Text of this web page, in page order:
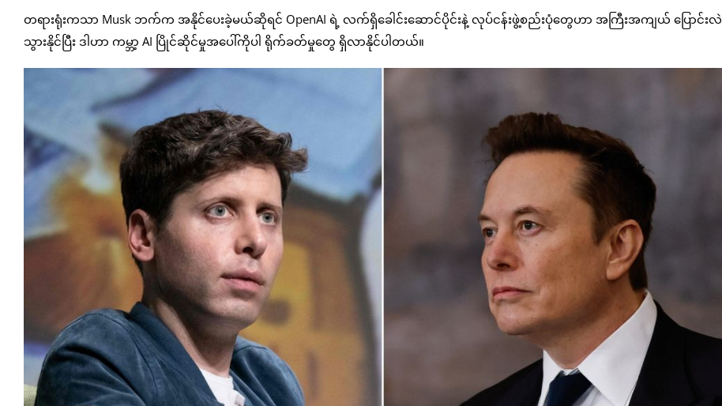
တရားရုံးကသာ Musk ဘက်က အနိုင်ပေးခဲ့မယ်ဆိုရင် OpenAI ရဲ့ လက်ရှိခေါင်းဆောင်ပိုင်းနဲ့ လုပ်ငန်းဖွဲ့စည်းပုံတွေဟာ အကြီးအကျယ် ပြောင်းလဲ
သွားနိုင်ပြီး ဒါဟာ ကမ္ဘာ့ AI ပြိုင်ဆိုင်မှုအပေါ်ကိုပါ ရိုက်ခတ်မှုတွေ ရှိလာနိုင်ပါတယ်။